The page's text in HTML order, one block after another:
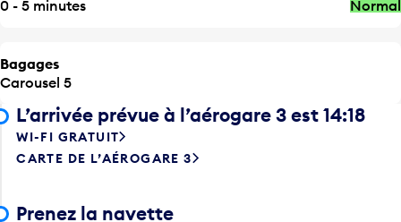
Carousel 5
L’arrivée prévue à l’aérogare 3 est 14:18
WI-FI GRATUIT
CARTE DE L’AÉROGARE 3